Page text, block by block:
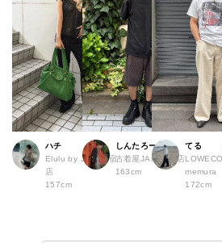
ハチ
Elulu by JAM 原宿
店
157cm
しんたろー
古着屋JAM 仙台店
163cm
てる
memura
172cm